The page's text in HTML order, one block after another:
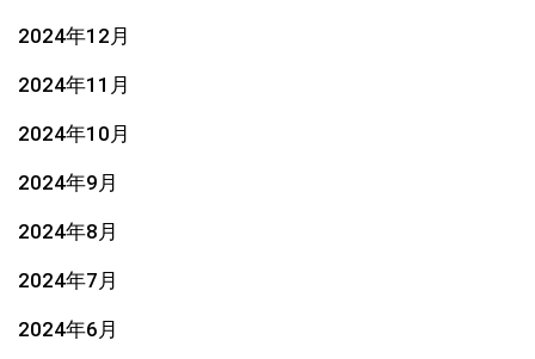
2024年12月
2024年11月
2024年10月
2024年9月
2024年8月
2024年7月
2024年6月